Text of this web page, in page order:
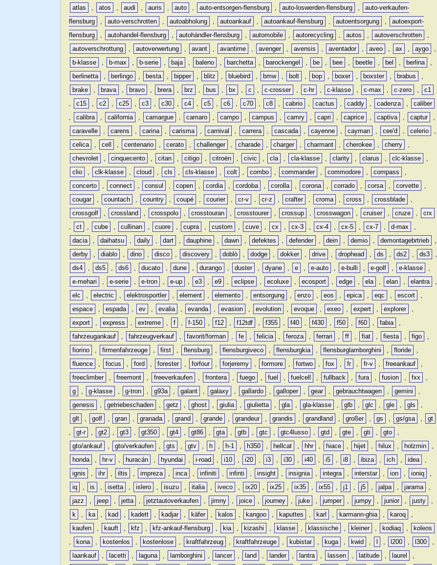
atlas
, atos , audi , auris , auto , auto-entsorgen-flensburg , auto-loswerden-flensburg ,
auto-verkaufen-
flensburg
, auto-verschrotten , autoabholung , autoankauf , autoankauf-flensburg , autoentsorgung ,
autoexport-
flensburg
, autohandel-flensburg , autohändler-flensburg , automobile , autorecycling , autos , autoverschrotten
,
autoverschrottung
, autoverwertung , avant , avantime , avenger , avensis , aventador , aveo , ax , aygo
,
b-klasse
, b-max , b-serie , baja , baleno , barchetta , barockengel , be , bee , beetle , bel , berlina
,
berlinetta
, berlingo , besta , bipper , blitz , bluebird , bmw , bolt , bop , boxer , boxster , brabus
,
brake
, brava , bravo , brera , brz , bus , bx , c , c-crosser , c-hr , c-klasse , c-max , c-zero ,
c1
,
c15 , c2 , c25 , c3 , c30 , c4 , c5 , c6 , c70 , c8 , cabrio , cactus , caddy , cadenza ,
caliber
,
calibra , california , camargue , camaro , campo , campus , camry , capri , caprice , captiva , captur
,
caravelle
, carens , carina , carisma , carnival , carrera , cascada , cayenne , cayman , cee'd , celerio
,
celica
, cell , centenario , cerato , challenger , charade , charger , charmant , cherokee , cherry
,
chevrolet
, cinquecento , citan , citigo , citroën , civic , cla , cla-klasse , clarity , clarus , clc-klasse
,
clio
, clk-klasse , cloud , cls , cls-klasse , colt , combo , commander , commodore , compass
,
concerto
, connect , consul , copen , cordia , cordoba , corolla , corona , corrado , corsa , corvette
,
cougar
, countach , country , coupé , courier , cr-v , cr-z , crafter , croma , cross , crossblade
,
crossgolf
, crossland , crosspolo , crosstouran , crosstourer , crossup , crosswagon , cruiser , cruze ,
crx
,
ct , cube , cullinan , cuore , cupra , custom , cuve , cx , cx-3 , cx-4 , cx-5 , cx-7 , d-max
,
dacia
, daihatsu , daily , dart , dauphine , dawn , defektes , defender , dein , demio , demontagebrtrieb
,
derby
, diablo , dino , disco , discovery , doblò , dodge , dokker , drive , drophead , ds , ds2 , ds3
,
ds4
, ds5 , ds6 , ducato , dune , durango , duster , dyane , e , e-auto , e-bulli , e-golf , e-klasse
,
e-mehari
, e-serie , e-tron , e-up , e3 , e9 , eclipse , ecoluxe , ecosport , edge , ela , elan , elantra
,
elc
, electric , elektrosportler , element , elemento , entsorgung , enzo , eos , epica , eqc , escort
,
espace
, espada , ev , evalia , evanda , evasion , evolution , evoque , exeo , expert , explorer
,
export
, express , extreme , f , f-150 , f12 , f12tdf , f355 , f40 , f430 , f50 , f60 , fabia
,
fahrzeugankauf
, fahrzeugverkauf , favorit/forman , fe , felicia , feroza , ferrari , ff , fiat , fiesta , figo
,
fiorino
, firmenfahrzeuge , first , flensburg , flensburgiveco , flensburgkia , flensburglamborghini , floride
,
fluence
, focus , ford , forester , forfour , forjeremy , formore , fortwo , fox , fr , fr-v , freeankauf
,
freeclimber
, freemont , freeverkaufen , frontera , fuego , fuel , fuelcell , fullback , fura , fusion , fxx
,
g
, g-klasse , g-tron , g93a , galant , galaxy , gallardo , galloper , gear , gebrauchtwagen , gemini
,
genesis
, getriebeschaden , getz , ghost , giulia , giulietta , gla , gla-klasse , glb , glc , gle , gls
,
glt
, golf , gran , granada , grand , grande , grandeur , grandis , grandland , großer , gs , gs/gsa ,
gt
,
gt-r , gt2 , gt3 , gt350 , gt4 , gt86 , gta , gtb , gtc , gtc4lusso , gtd , gte , gti , gto
,
gto/ankauf
, gto/verkaufen , gts , gtv , h , h-1 , h350 , hellcat , hhr , hiace , hijet , hilux , holzmin
,
honda
, hr-v , huracán , hyundai , i-road , i10 , i20 , i3 , i30 , i40 , i5 , i8 , ibiza , ich , idea
,
ignis
, ihr , iltis , impreza , inca , infiniti , infinti , insight , insignia , integra , interstar , ion , ioniq
,
iq
, is , isetta , islero , isuzu , italia , iveco , ix20 , ix25 , ix35 , ix55 , j1 , j5 , jalpa , jarama
,
jazz
, jeep , jetta , jetztautoverkaufen , jimny , joice , journey , juke , jumper , jumpy , junior , justy
,
k
, ka , kad , kadett , kadjar , käfer , kalos , kangoo , kaputtes , karl , karmann-ghia , karoq
,
kaufen
, kauft , kfz , kfz-ankauf-flensburg , kia , kizashi , klasse , klassische , kleiner , kodiaq ,
koleos
,
kona , kostenlos , kostenlose , kraftfahrzeug , kraftfahrzeuge , kubistar , kuga , kwid , , l200 , l300
,
laankauf
, lacetti , laguna , lamborghini , lancer , land , lander , lantra , lassen , latitude , laurel
,